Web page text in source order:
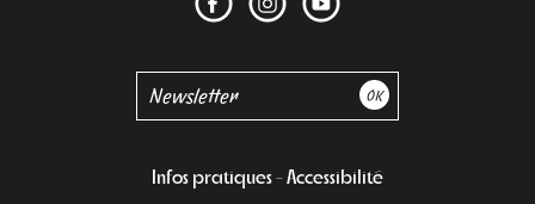
Infos pratiques Accessibilité